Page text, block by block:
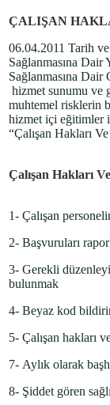
ÇALIŞAN
06.04.2011 Tarih
Sağlanmasına
Sağlanmasına
hizmet sunumu ve
muhtemel risklerin
hizmet içi eğitimler
“Çalışan Hakları
Çalışan Hakları
1- Çalışan
2- Başvuruları
3- Gerekli
bulunmak
4- Beyaz kod
5- Çalışan hakları
7- Aylık olarak
8- Şiddet gören